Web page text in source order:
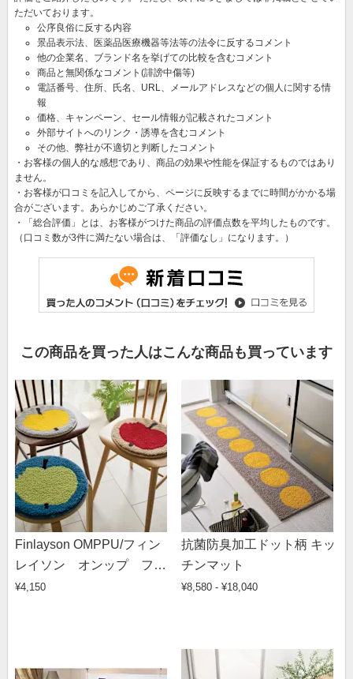
ただいております。
公序良俗に反する内容
景品表示法、医薬品医療機器等法等の法令に反するコメント
他の企業名、ブランド名を挙げての比較を含むコメント
商品と無関係なコメント(誹謗中傷等)
電話番号、住所、氏名、URL、メールアドレスなどの個人に関する情
報
価格、キャンペーン、セール情報が記載されたコメント
外部サイトへのリンク・誘導を含むコメント
その他、弊社が不適切と判断したコメント
・お客様の個人的な感想であり、商品の効果や性能を保証するものではあり
ません。
・お客様が口コミを記入してから、ページに反映するまでに時間がかかる場
合がございます。あらかじめご了承ください。
・「総合評価」とは、お客様がつけた商品の評価点数を平均したものです。
（口コミ数が3件に満たない場合は、「評価なし」になります。）
この商品を買った人はこんな商品も買っています
Finlayson OMPPU/フィン
レイソン オンップ フッ
ク織マット チェアパッ
¥4,150
抗菌防臭加工ドット柄 キッ
チンマット
¥8,580 - ¥18,040